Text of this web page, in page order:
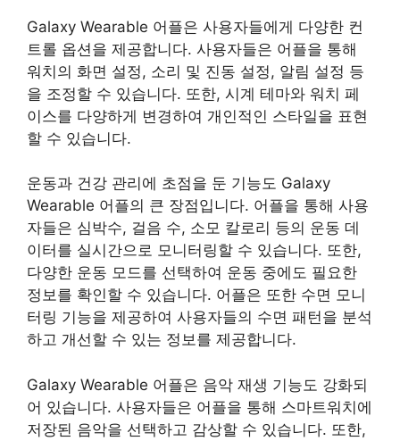
Galaxy Wearable 어플은 사용자들에게 다양한 컨
트롤 옵션을 제공합니다. 사용자들은 어플을 통해
워치의 화면 설정, 소리 및 진동 설정, 알림 설정 등
을 조정할 수 있습니다. 또한, 시계 테마와 워치 페
이스를 다양하게 변경하여 개인적인 스타일을 표현
할 수 있습니다.
운동과 건강 관리에 초점을 둔 기능도 Galaxy
Wearable 어플의 큰 장점입니다. 어플을 통해 사용
자들은 심박수, 걸음 수, 소모 칼로리 등의 운동 데
이터를 실시간으로 모니터링할 수 있습니다. 또한,
다양한 운동 모드를 선택하여 운동 중에도 필요한
정보를 확인할 수 있습니다. 어플은 또한 수면 모니
터링 기능을 제공하여 사용자들의 수면 패턴을 분석
하고 개선할 수 있는 정보를 제공합니다.
Galaxy Wearable 어플은 음악 재생 기능도 강화되
어 있습니다. 사용자들은 어플을 통해 스마트워치에
저장된 음악을 선택하고 감상할 수 있습니다. 또한,